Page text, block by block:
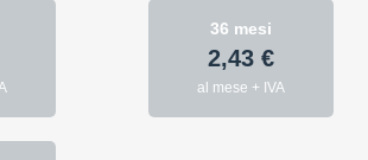
36 mesi
2,43 €
al mese + IVA